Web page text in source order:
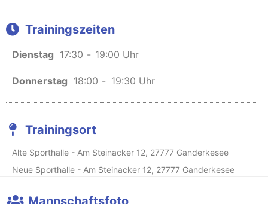
Trainingszeiten
Dienstag 17:30 - 19:00 Uhr
Donnerstag 18:00 - 19:30 Uhr
Trainingsort
Alte Sporthalle - Am Steinacker 12, 27777 Ganderkesee
Neue Sporthalle - Am Steinacker 12, 27777 Ganderkesee
Mannschaftsfoto